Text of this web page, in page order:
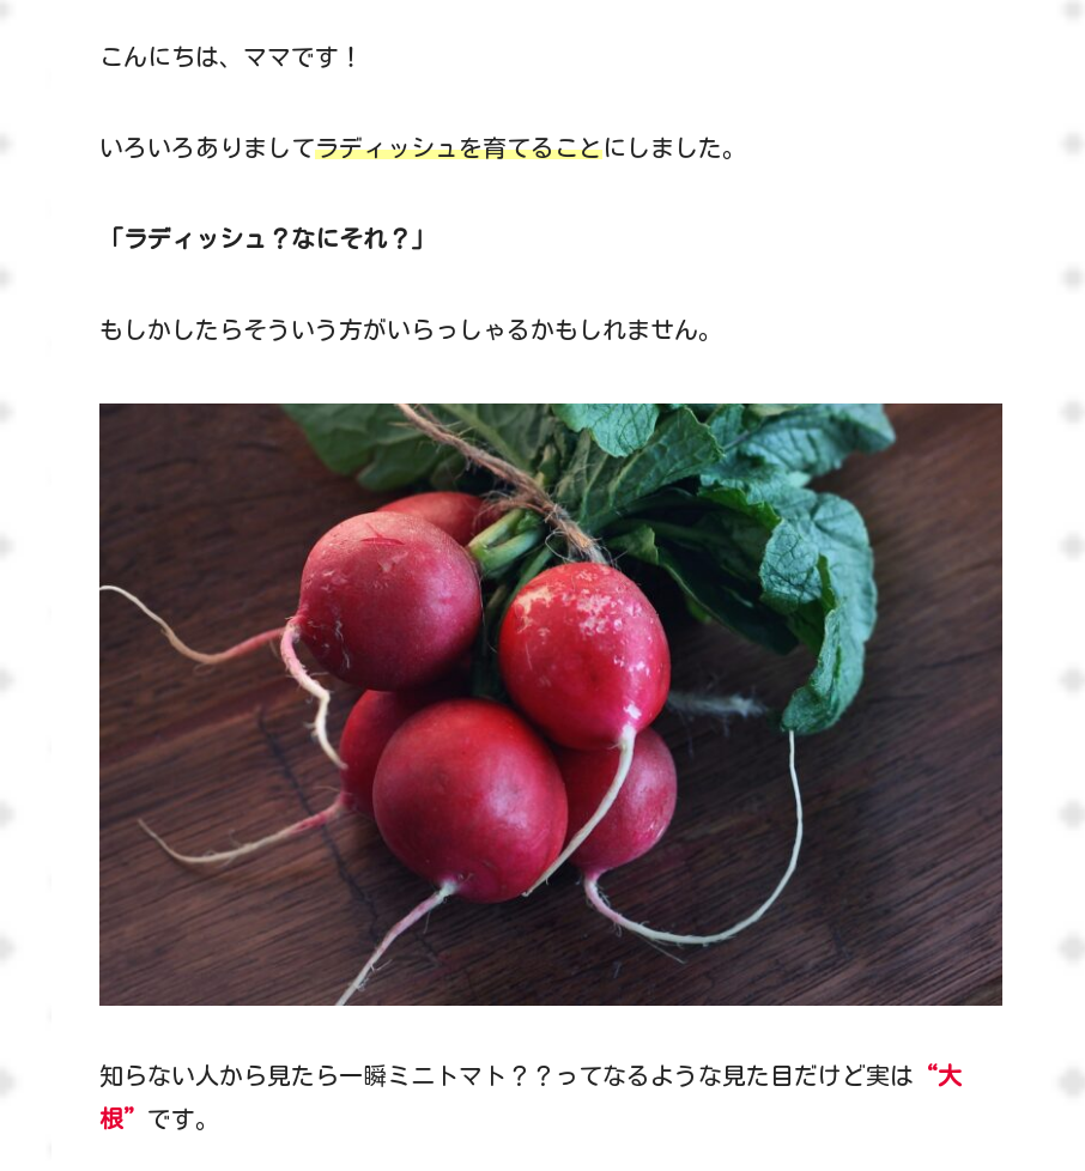
こんにちは、ママです！
いろいろありましてラディッシュを育てることにしました。
「ラディッシュ？なにそれ？」
もしかしたらそういう方がいらっしゃるかもしれません。
知らない人から見たら一瞬ミニトマト？？ってなるような見た目だけど実は “大
根” です。